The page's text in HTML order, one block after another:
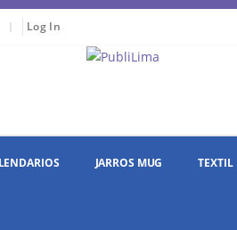
| Log In
JARROS MUG TEXTIL